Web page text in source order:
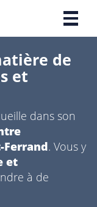
de
et
dans son
Ferrand. Vous y
et
à de